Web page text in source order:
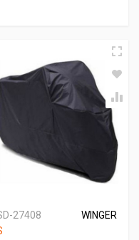
27408
WINGER